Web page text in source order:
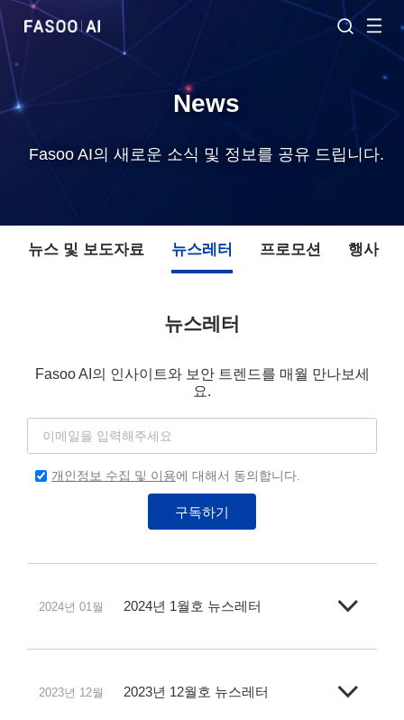
News
Fasoo AI의 새로운 소식 및 정보를 공유 드립니다.
뉴스 및 보도자료 뉴스레터 프로모션 행사
뉴스레터
Fasoo AI의 인사이트와 보안 트렌드를 매월 만나보세
요.
개인정보 수집 및 이용에 대해서 동의합니다.
구독하기
2024년 01월 2024년 1월호 뉴스레터
2023년 12월 2023년 12월호 뉴스레터